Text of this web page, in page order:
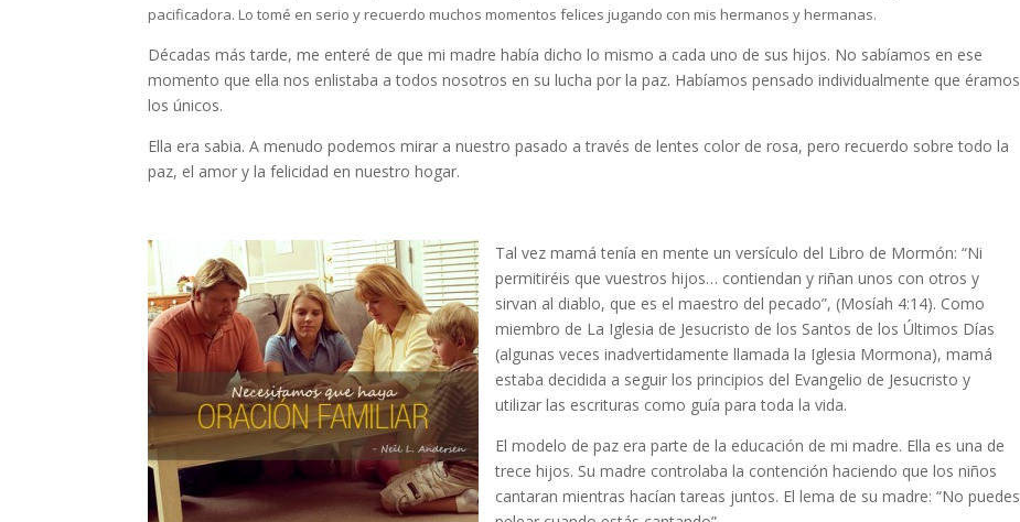
pacificadora. Lo tomé en serio y recuerdo muchos momentos felices jugando con mis hermanos y hermanas.
Décadas más tarde, me enteré de que mi madre había dicho lo mismo a cada uno de sus hijos. No sabíamos en ese
momento que ella nos enlistaba a todos nosotros en su lucha por la paz. Habíamos pensado individualmente que éramos
los únicos.
Ella era sabia. A menudo podemos mirar a nuestro pasado a través de lentes color de rosa, pero recuerdo sobre todo la
paz, el amor y la felicidad en nuestro hogar.
Tal vez mamá tenía en mente un versículo del Libro de Mormón: “Ni
permitiréis que vuestros hijos… contiendan y riñan unos con otros y
sirvan al diablo, que es el maestro del pecado”, (Mosíah 4:14). Como
miembro de La Iglesia de Jesucristo de los Santos de los Últimos Días
(algunas veces inadvertidamente llamada la Iglesia Mormona), mamá
estaba decidida a seguir los principios del Evangelio de Jesucristo y
utilizar las escrituras como guía para toda la vida.
El modelo de paz era parte de la educación de mi madre. Ella es una de
trece hijos. Su madre controlaba la contención haciendo que los niños
cantaran mientras hacían tareas juntos. El lema de su madre: “No puedes